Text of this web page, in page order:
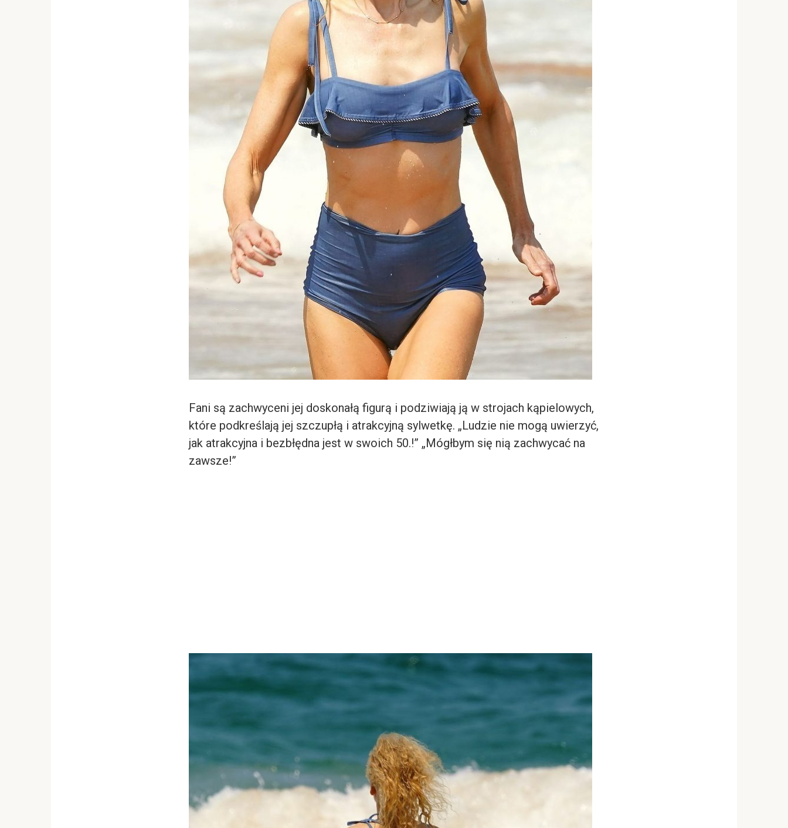
Fani są zachwyceni jej doskonałą figurą i podziwiają ją w strojach kąpielowych,
które podkreślają jej szczupłą i atrakcyjną sylwetkę. „Ludzie nie mogą uwierzyć,
jak atrakcyjna i bezbłędna jest w swoich 50.!” „Mógłbym się nią zachwycać na
zawsze!”